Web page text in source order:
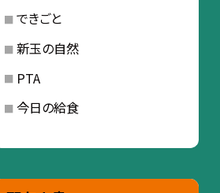
できごと
新玉の自然
PTA
今日の給食